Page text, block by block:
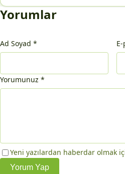
Yorumlar
Ad Soyad *
Yorumunuz *
Yeni yazılardan haberdar olmak
Yorum Yap